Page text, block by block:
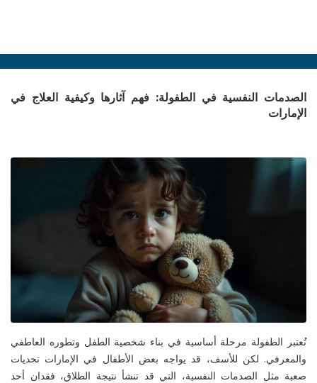
الصدمات النفسية في الطفولة: فهم آثارها وكيفية العلاج في
الإمارات
تُعتبر الطفولة مرحلة أساسية في بناء شخصية الطفل وتطوره العاطفي
والمعرفي. لكن للأسف، قد يواجه بعض الأطفال في الإمارات تحديات
صعبة مثل الصدمات النفسية، التي قد تنشأ نتيجة الطلاق، فقدان أحد